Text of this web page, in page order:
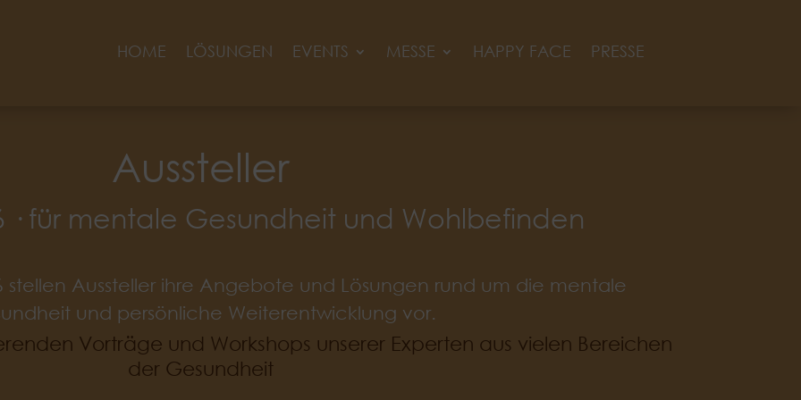
HOME LÖSUNGEN EVENTS MESSE HAPPY FACE PRESSE
Aussteller
· für mentale Gesundheit und Wohlbefinden
Aussteller ihre Angebote und Lösungen rund um die mentale
und persönliche Weiterentwicklung vor.
Vorträge und Workshops unserer Experten aus vielen Bereichen
der Gesundheit